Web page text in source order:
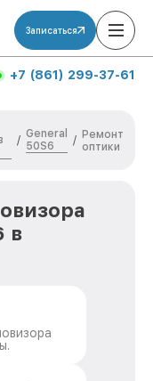
Записаться
+7 (861) 299-37-61
/
General
50S6
/ Ремонт
оптики
в